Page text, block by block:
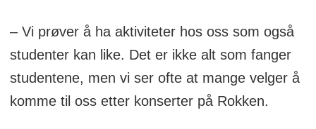
– Vi prøver å ha aktiviteter hos oss som også
studenter kan like. Det er ikke alt som fanger
studentene, men vi ser ofte at mange velger å
komme til oss etter konserter på Rokken.